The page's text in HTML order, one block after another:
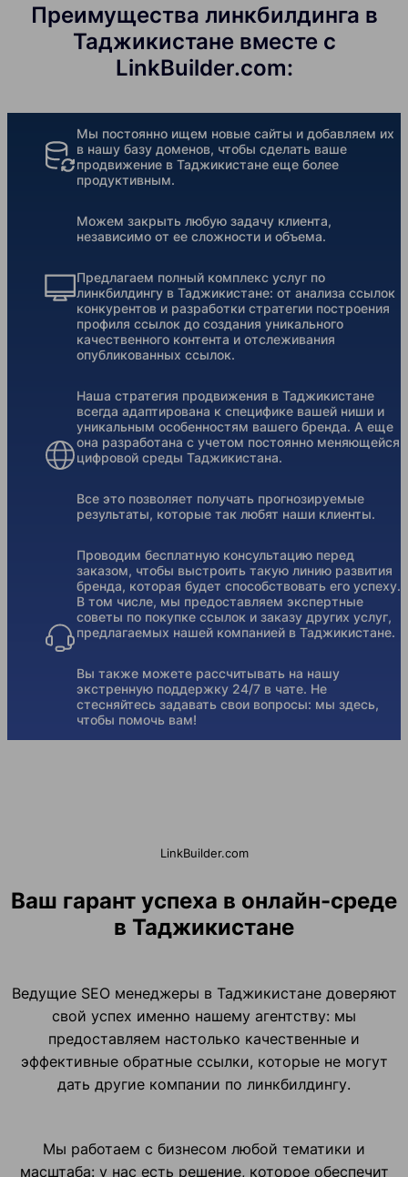
Преимущества линкбилдинга в
Таджикистане вместе с
LinkBuilder.com:
Мы постоянно ищем новые сайты и добавляем их
в нашу базу доменов, чтобы сделать ваше
продвижение в Таджикистане еще более
продуктивным.
Можем закрыть любую задачу клиента,
независимо от ее сложности и объема.
Предлагаем полный комплекс услуг по
линкбилдингу в Таджикистане: от анализа ссылок
конкурентов и разработки стратегии построения
профиля ссылок до создания уникального
качественного контента и отслеживания
опубликованных ссылок.
Наша стратегия продвижения в Таджикистане
всегда адаптирована к специфике вашей ниши и
уникальным особенностям вашего бренда. А еще
она разработана с учетом постоянно меняющейся
цифровой среды Таджикистана.
Все это позволяет получать прогнозируемые
результаты, которые так любят наши клиенты.
Проводим бесплатную консультацию перед
заказом, чтобы выстроить такую линию развития
бренда, которая будет способствовать его успеху.
В том числе, мы предоставляем экспертные
советы по покупке ссылок и заказу других услуг,
предлагаемых нашей компанией в Таджикистане.
Вы также можете рассчитывать на нашу
экстренную поддержку 24/7 в чате. Не
стесняйтесь задавать свои вопросы: мы здесь,
чтобы помочь вам!
LinkBuilder.com
Ваш гарант успеха в онлайн-среде
в Таджикистане
Ведущие SEO менеджеры в Таджикистане доверяют
свой успех именно нашему агентству: мы
предоставляем настолько качественные и
эффективные обратные ссылки, которые не могут
дать другие компании по линкбилдингу.
Мы работаем с бизнесом любой тематики и
масштаба: у нас есть решение, которое обеспечит